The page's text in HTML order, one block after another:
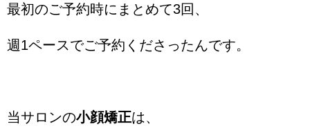
最初のご予約時にまとめて3回、
週1ペースでご予約くださったんです。
当サロンの小顔矯正は、